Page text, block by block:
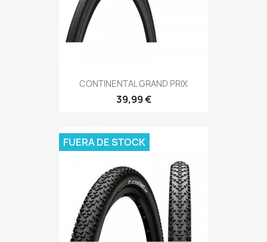
CONTINENTAL GRAND PRIX
39,99 €
FUERA DE STOCK